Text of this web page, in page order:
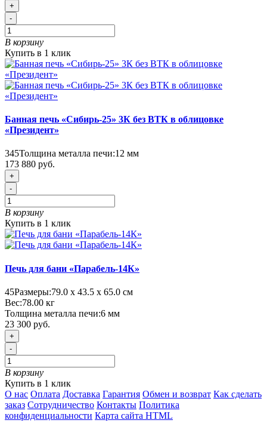
+
-
В корзину
Купить в 1 клик
Банная печь «Сибирь-25» 3К без ВТК в облицовке
«Президент»
345Толщина металла печи:12 мм
173 880 руб.
+
-
В корзину
Купить в 1 клик
Печь для бани «Парабель-14К»
45Размеры:79.0 х 43.5 х 65.0 см
Вес:78.00 кг
Толщина металла печи:6 мм
23 300 руб.
+
-
В корзину
Купить в 1 клик
О нас Оплата Доставка Гарантия Обмен и возврат Как сделать
заказ Сотрудничество Контакты Политика
конфиденциальности Карта сайта HTML